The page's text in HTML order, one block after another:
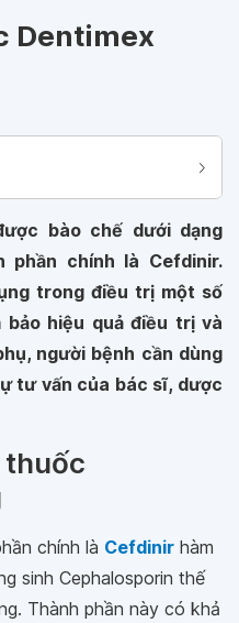
Dentimex
bào chế dưới dạng
phần chính là Cefdinir.
trong điều trị một số
bảo hiệu quả điều trị và
người bệnh cần dùng
tư vấn của bác sĩ, dược
thuốc
chính là Cefdinir hàm
sinh Cephalosporin thế
Thành phần này có khả